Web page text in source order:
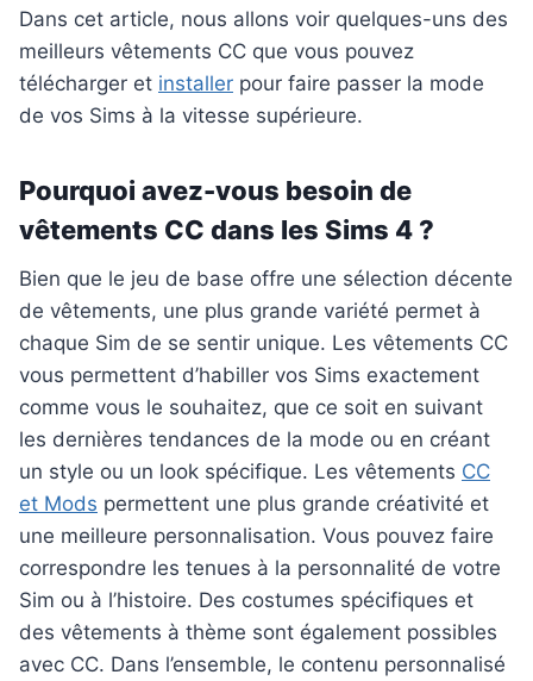
Dans cet article, nous allons voir quelques-uns des
meilleurs vêtements CC que vous pouvez
télécharger et installer pour faire passer la mode
de vos Sims à la vitesse supérieure.
Pourquoi avez-vous besoin de
vêtements CC dans les Sims 4 ?
Bien que le jeu de base offre une sélection décente
de vêtements, une plus grande variété permet à
chaque Sim de se sentir unique. Les vêtements CC
vous permettent d’habiller vos Sims exactement
comme vous le souhaitez, que ce soit en suivant
les dernières tendances de la mode ou en créant
un style ou un look spécifique. Les vêtements CC
et Mods permettent une plus grande créativité et
une meilleure personnalisation. Vous pouvez faire
correspondre les tenues à la personnalité de votre
Sim ou à l’histoire. Des costumes spécifiques et
des vêtements à thème sont également possibles
avec CC. Dans l’ensemble, le contenu personnalisé